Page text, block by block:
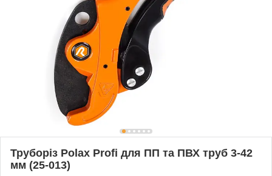
Труборіз Polax Profi для ПП та ПВХ труб 3-42
мм (25-013)